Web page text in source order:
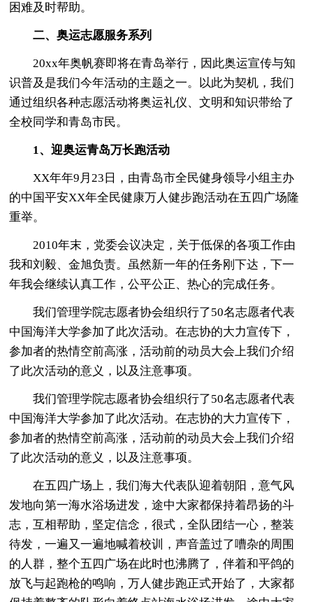
困难及时帮助。
二、奥运志愿服务系列
20xx年奥帆赛即将在青岛举行，因此奥运宣传与知
识普及是我们今年活动的主题之一。以此为契机，我们
通过组织各种志愿活动将奥运礼仪、文明和知识带给了
全校同学和青岛市民。
1、迎奥运青岛万长跑活动
XX年年9月23日，由青岛市全民健身领导小组主办
的中国平安XX年全民健康万人健步跑活动在五四广场隆
重举。
2010年末，党委会议决定，关于低保的各项工作由
我和刘毅、金旭负责。虽然新一年的任务刚下达，下一
年我会继续认真工作，公平公正、热心的完成任务。
我们管理学院志愿者协会组织行了50名志愿者代表
中国海洋大学参加了此次活动。在志协的大力宣传下，
参加者的热情空前高涨，活动前的动员大会上我们介绍
了此次活动的意义，以及注意事项。
我们管理学院志愿者协会组织行了50名志愿者代表
中国海洋大学参加了此次活动。在志协的大力宣传下，
参加者的热情空前高涨，活动前的动员大会上我们介绍
了此次活动的意义，以及注意事项。
在五四广场上，我们海大代表队迎着朝阳，意气风
发地向第一海水浴场进发，途中大家都保持着昂扬的斗
志，互相帮助，坚定信念，很式，全队团结一心，整装
待发，一遍又一遍地喊着校训，声音盖过了嘈杂的周围
的人群，整个五四广场在此时也沸腾了，伴着和平鸽的
放飞与起跑枪的鸣响，万人健步跑正式开始了，大家都